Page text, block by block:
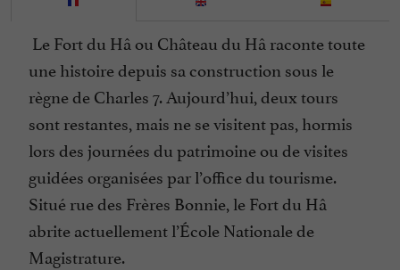
Le Fort du Hâ ou Château du Hâ raconte toute
une histoire depuis sa construction sous le
règne de Charles 7. Aujourd’hui, deux tours
sont restantes, mais ne se visitent pas, hormis
lors des journées du patrimoine ou de visites
guidées organisées par l’office du tourisme.
Situé rue des Frères Bonnie, le Fort du Hâ
abrite actuellement l’École Nationale de
Magistrature.